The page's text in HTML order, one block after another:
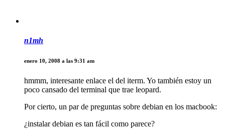
n1mh
enero 10, 2008 a las 9:31 am
hmmm, interesante enlace el del iterm. Yo también estoy un
poco cansado del terminal que trae leopard.
Por cierto, un par de preguntas sobre debian en los macbook:
¿instalar debian es tan fácil como parece?